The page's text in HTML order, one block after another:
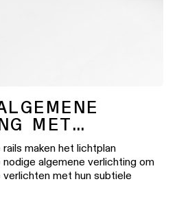
MET
maken het lichtplan
algemene verlichting om
met hun subtiele